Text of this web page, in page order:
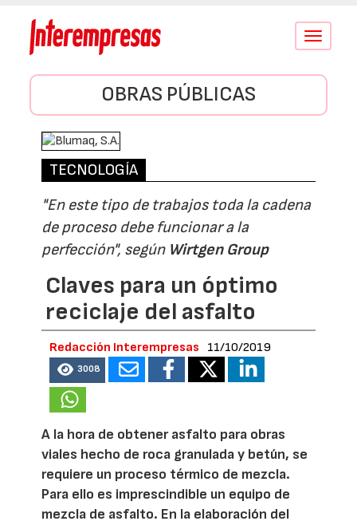
Conmutar
OBRAS PÚBLICAS
TECNOLOGÍA
"En este tipo de trabajos toda la cadena
de proceso debe funcionar a la
perfección", según Wirtgen Group
Claves para un óptimo
reciclaje del asfalto
Redacción Interempresas 11/10/2019
3008
A la hora de obtener asfalto para obras
viales hecho de roca granulada y betún, se
requiere un proceso térmico de mezcla.
Para ello es imprescindible un equipo de
mezcla de asfalto. En la elaboración del